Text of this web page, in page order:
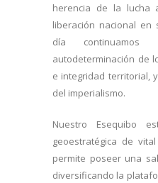
herencia de la lucha
liberación nacional
día
autodeterminación de
e integridad territorial,
del imperialismo.
Nuestro Esequibo
geoestratégica de
permite poseer una
diversificando la